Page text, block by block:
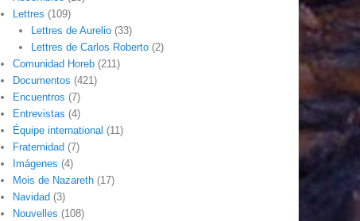
Lettres (109)
Lettres de Aurelio(33)
Lettres de Carlos Roberto(2)
Comunidad Horeb (211)
Documentos (421)
Encuentros (7)
Entrevistas (4)
Équipe international (11)
Fraternidad (7)
Imágenes (4)
Mois de Nazareth (17)
Navidad (3)
Nouvelles (108)